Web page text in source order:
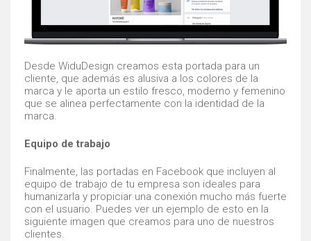
Desde WiduDesign creamos esta portada para un
cliente, que además es alusiva a los colores de la
marca y le aporta un estilo fresco, moderno y femenino
que se alinea perfectamente con la identidad de la
marca.
Equipo de trabajo
Finalmente, las portadas en Facebook que incluyen al
equipo de trabajo de tu empresa son ideales para
humanizarla y propiciar una conexión mucho más fuerte
con el usuario. Puedes ver un ejemplo de esto en la
siguiente imagen que creamos para uno de nuestros
clientes.